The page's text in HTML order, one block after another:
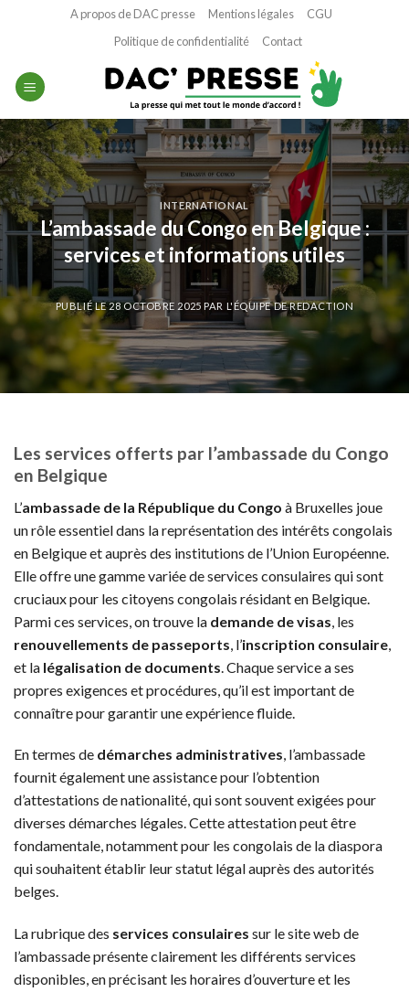
A propos de DAC presse Mentions légales
CGU
Politique de confidentialité
Contact
INTERNATIONAL
L’ambassade du Congo en Belgique :
services et informations utiles
PUBLIÉ LE 28 OCTOBRE 2025 PAR L'ÉQUIPE DE REDACTION
Les services offerts par l’ambassade du Congo
en Belgique
L’ambassade de la République du Congo à Bruxelles joue
un rôle essentiel dans la représentation des intérêts congolais
en Belgique et auprès des institutions de l’Union Européenne.
Elle offre une gamme variée de services consulaires qui sont
cruciaux pour les citoyens congolais résidant en Belgique.
Parmi ces services, on trouve la demande de visas , les
renouvellements de passeports , l’inscription consulaire
et la légalisation de documents . Chaque service a ses
propres exigences et procédures, qu’il est important de
connaître pour garantir une expérience fluide.
En termes de démarches administratives, l’ambassade
fournit également une assistance pour l’obtention
d’attestations de nationalité, qui sont souvent exigées pour
diverses démarches légales. Cette attestation peut être
fondamentale, notamment pour les congolais de la diaspora
qui souhaitent établir leur statut légal auprès des autorités
belges.
La rubrique des services consulaires sur le site web de
l’ambassade présente clairement les différents services
disponibles, en précisant les horaires d’ouverture et les